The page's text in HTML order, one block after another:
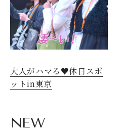
大人がハマる♥休日スポ
ットin東京
NEW